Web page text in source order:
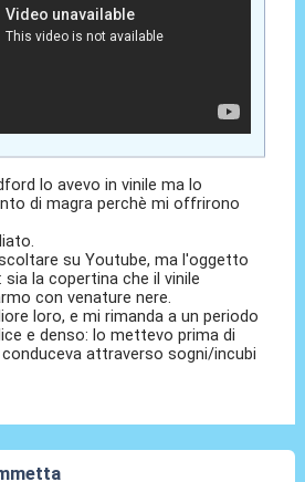
lo avevo in vinile ma lo
di magra perchè mi offrirono
su Youtube, ma l'oggetto
la copertina che il vinile
con venature nere.
loro, e mi rimanda a un periodo
e denso: lo mettevo prima di
attraverso sogni/incubi